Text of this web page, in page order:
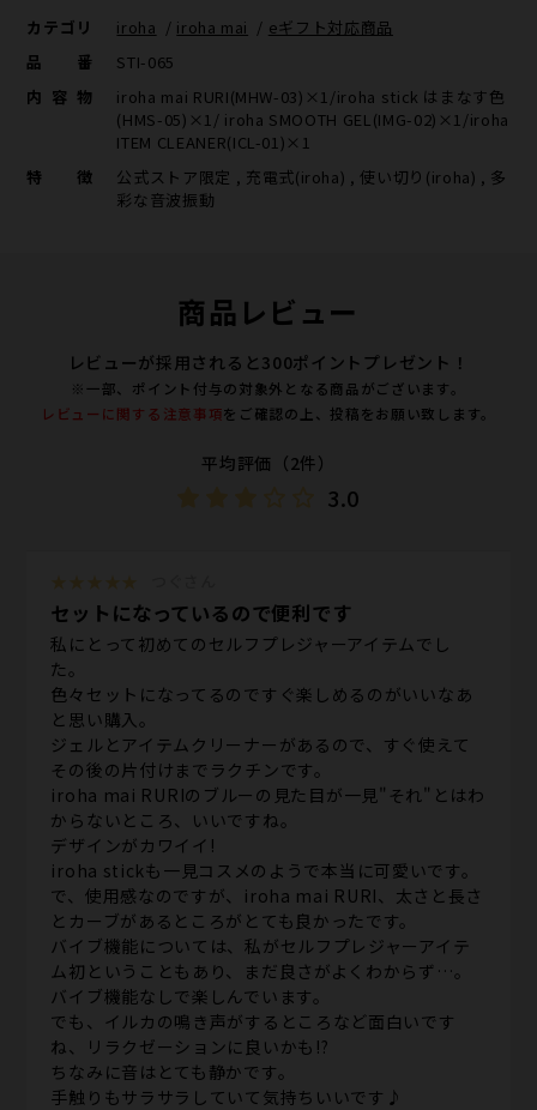
カテゴリ iroha / iroha mai / eギフト対応商品
品番
STI-065
内容物
iroha mai RURI(MHW-03)×1/iroha stick はまなす色
(HMS-05)×1/ iroha SMOOTH GEL(IMG-02)×1/iroha
ITEM CLEANER(ICL-01)×1
特徴
公式ストア限定 , 充電式(iroha) , 使い切り(iroha) , 多
彩な音波振動
商品レビュー
レビューが採用されると300ポイントプレゼント！
※一部、ポイント付与の対象外となる商品がございます。
レビューに関する注意事項をご確認の上、投稿をお願い致します。
平均評価（2件）
3.0
セットになっているので便利です
私にとって初めてのセルフプレジャーアイテムでし
た。
色々セットになってるのですぐ楽しめるのがいいなあ
と思い購入。
ジェルとアイテムクリーナーがあるので、すぐ使えて
その後の片付けまでラクチンです。
iroha mai RURIのブルーの見た目が一見"それ"とはわ
からないところ、いいですね。
デザインがカワイイ!
iroha stickも一見コスメのようで本当に可愛いです。
で、使用感なのですが、iroha mai RURI、太さと長さ
とカーブがあるところがとても良かったです。
バイブ機能については、私がセルフプレジャーアイテ
ム初ということもあり、まだ良さがよくわからず…。
バイブ機能なしで楽しんでいます。
でも、イルカの鳴き声がするところなど面白いです
ね、リラクゼーションに良いかも!?
ちなみに音はとても静かです。
手触りもサラサラしていて気持ちいいです♪